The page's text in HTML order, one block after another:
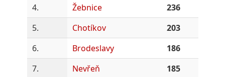
4.
Žebnice
236
5.
Chotíkov
203
6.
Brodeslavy
186
7.
Nevřeň
185